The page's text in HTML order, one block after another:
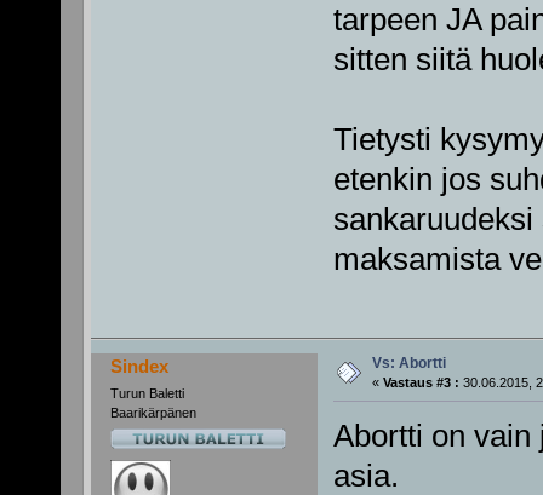
tarpeen JA
sitten siitä
Tietysti
etenkin jos
maksamista
Sindex
Turun Baletti
Baarikärpänen
Vs: Abortti
« Vastaus #3 : 30.06.2015,
Abortti on vain
asia.